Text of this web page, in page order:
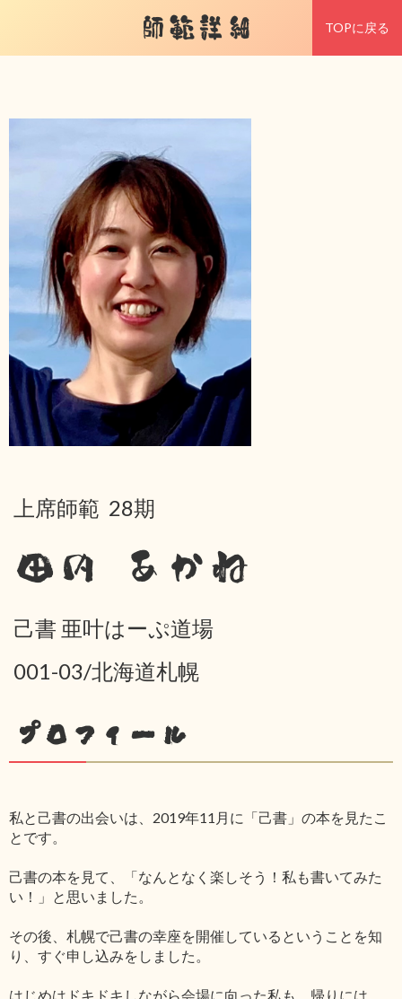
師範詳細 TOPに戻る
上席師範 28期
田内 あかね
己書 亜叶はーぷ道場
001-03/北海道札幌
プロフィール
私と己書の出会いは、2019年11月に「己書」の本を見たこ
とです。
己書の本を見て、「なんとなく楽しそう！私も書いてみた
い！」と思いました。
その後、札幌で己書の幸座を開催しているということを知
り、すぐ申し込みをしました。
はじめはドキドキしながら会場に向った私も、帰りには、